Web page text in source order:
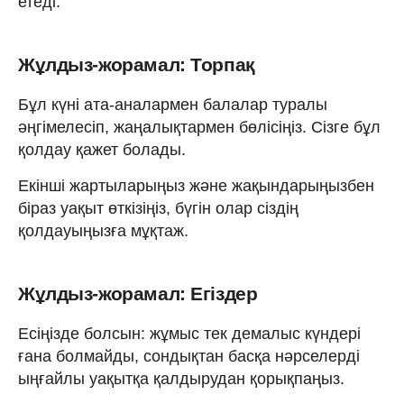
Жұлдыз-жорамал: Торпақ
Бұл күні ата-аналармен балалар туралы
әңгімелесіп, жаңалықтармен бөлісіңіз. Сізге бұл
қолдау қажет болады.
Екінші жартыларыңыз және жақындарыңызбен
біраз уақыт өткізіңіз, бүгін олар сіздің
қолдауыңызға мұқтаж.
Жұлдыз-жорамал: Егіздер
Есіңізде болсын: жұмыс тек демалыс күндері
ғана болмайды, сондықтан басқа нәрселерді
ыңғайлы уақытқа қалдырудан қорықпаңыз.